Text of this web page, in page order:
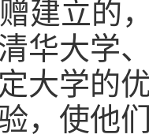
建立的
华大学
大学的
，使他